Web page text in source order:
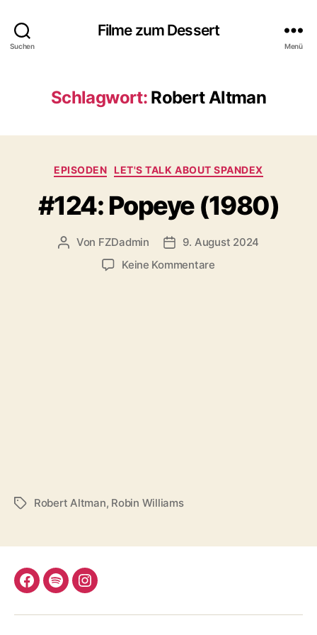
Suchen
Filme zum Dessert
Menü
Schlagwort: Robert Altman
Kategorien
EPISODEN LET'S TALK ABOUT SPANDEX
#124: Popeye (1980)
Beitragsautor
Von FZDadmin Veröffentlichungsdatum
9. August 2024
Keine Kommentarezu
Schlagwörter
Robert Altman, Robin Williams
Facebook
SpotifyInstagram